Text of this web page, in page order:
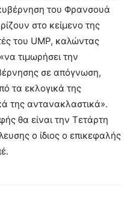
του Φρανσουά
στο κείμενο της
του UMP, καλώντας
τιμωρήσει την
σε απόγνωση,
τα εκλογικά της
της αντανακλαστικά».
θα είναι την Τετάρτη
ο ίδιος ο επικεφαλής